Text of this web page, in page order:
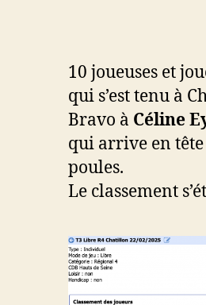
10 joueuses et
qui s’est tenu à
Bravo à Céline
qui arrive en tête
poules.
Le classement